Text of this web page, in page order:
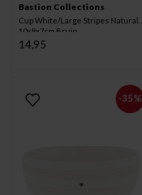
Bastion Collections
Cup White/Large Stripes Natural
10x8x7cm Bruin
14,95
-35%